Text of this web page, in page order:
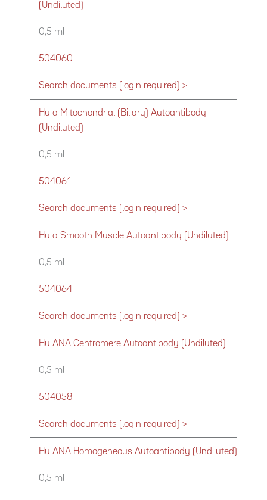
(Undiluted)
0,5 ml
504060
Search documents (login required) >
Hu a Mitochondrial (Biliary) Autoantibody
(Undiluted)
0,5 ml
504061
Search documents (login required) >
Hu a Smooth Muscle Autoantibody (Undiluted)
0,5 ml
504064
Search documents (login required) >
Hu ANA Centromere Autoantibody (Undiluted)
0,5 ml
504058
Search documents (login required) >
Hu ANA Homogeneous Autoantibody (Undiluted)
0,5 ml